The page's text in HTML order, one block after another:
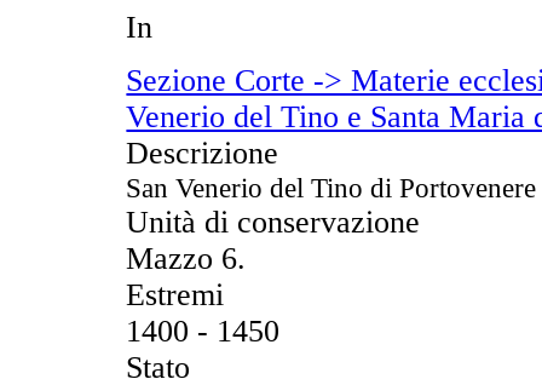
In
Sezione Corte -> Materie
Venerio del Tino e Santa Maria
Descrizione
San Venerio del Tino di Portovenere
Unità di conservazione
Mazzo 6.
Estremi
1400 - 1450
Stato